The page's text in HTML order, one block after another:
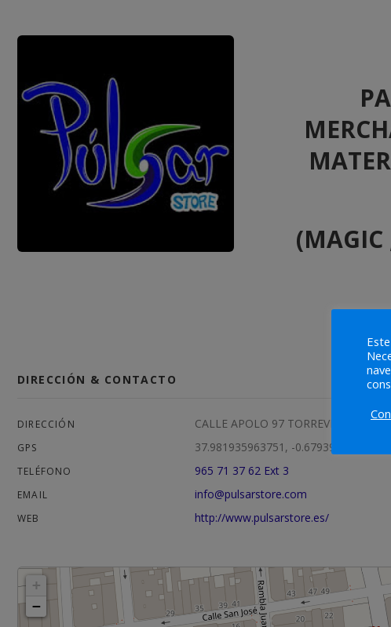
(MAGIC
DIRECCIÓN & CONTACTO
DIRECCIÓN CALLE APOLO 97 TORREVIEJA
GPS 37.981935963751, -0.67939818202113
TELÉFONO 965 71 37 62 Ext 3
EMAIL info@pulsarstore.com
WEB http://www.pulsarstore.es/
+
−